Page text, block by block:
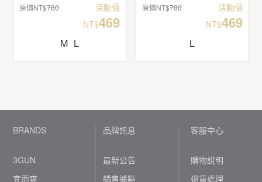
原價NT$780
活動價
NT$469
M L
原價NT$780
活動價
NT$469
L
BRANDS
3GUN
宜而爽
品牌訊息
最新公告
銷售據點
客服中心
購物說明
退貨處理